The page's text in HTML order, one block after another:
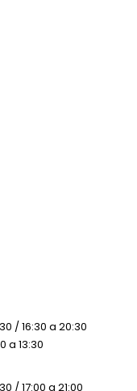
/ 16:30 a 20:30
a 13:30
/ 17:00 a 21:00